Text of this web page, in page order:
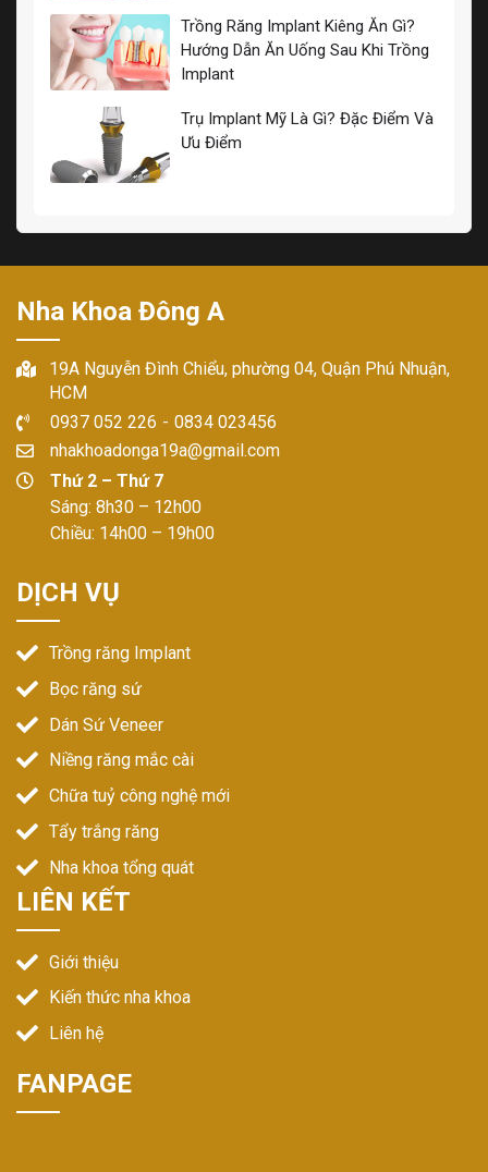
Trồng Răng Implant Kiêng Ăn Gì?
Hướng Dẫn Ăn Uống Sau Khi Trồng
Implant
Trụ Implant Mỹ Là Gì? Đặc Điểm Và
Ưu Điểm
Nha Khoa Đông A
19A Nguyễn Đình Chiểu, phường 04, Quận Phú Nhuận,
HCM
0937 052 226 - 0834 023456
nhakhoadonga19a@gmail.com
Thứ 2 – Thứ 7
Sáng: 8h30 – 12h00
Chiều: 14h00 – 19h00
DỊCH VỤ
Trồng răng Implant
Bọc răng sứ
Dán Sứ Veneer
Niềng răng mắc cài
Chữa tuỷ công nghệ mới
Tẩy trắng răng
Nha khoa tổng quát
LIÊN KẾT
Giới thiệu
Kiến thức nha khoa
Liên hệ
FANPAGE